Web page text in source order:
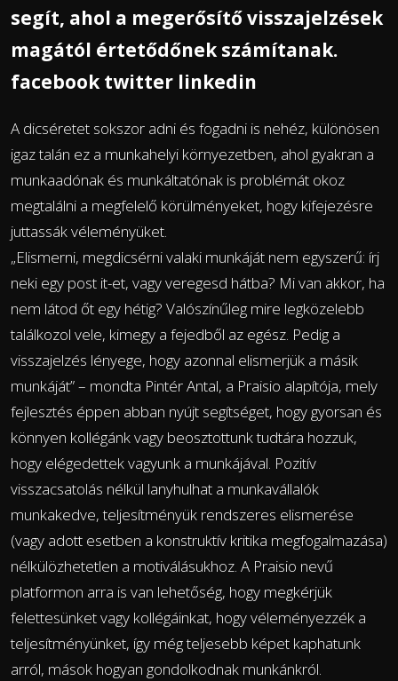
segít, ahol a megerősítő visszajelzések
magától értetődőnek számítanak.
facebook twitter linkedin
A dicséretet sokszor adni és fogadni is nehéz, különösen
igaz talán ez a munkahelyi környezetben, ahol gyakran a
munkaadónak és munkáltatónak is problémát okoz
megtalálni a megfelelő körülményeket, hogy kifejezésre
juttassák véleményüket.
„Elismerni, megdicsérni valaki munkáját nem egyszerű: írj
neki egy post it-et, vagy veregesd hátba? Mi van akkor, ha
nem látod őt egy hétig? Valószínűleg mire legközelebb
találkozol vele, kimegy a fejedből az egész. Pedig a
visszajelzés lényege, hogy azonnal elismerjük a másik
munkáját” – mondta Pintér Antal, a Praisio alapítója, mely
fejlesztés éppen abban nyújt segítséget, hogy gyorsan és
könnyen kollégánk vagy beosztottunk tudtára hozzuk,
hogy elégedettek vagyunk a munkájával. Pozitív
visszacsatolás nélkül lanyhulhat a munkavállalók
munkakedve, teljesítményük rendszeres elismerése
(vagy adott esetben a konstruktív kritika megfogalmazása)
nélkülözhetetlen a motiválásukhoz. A Praisio nevű
platformon arra is van lehetőség, hogy megkérjük
felettesünket vagy kollégáinkat, hogy véleményezzék a
teljesítményünket, így még teljesebb képet kaphatunk
arról, mások hogyan gondolkodnak munkánkról.